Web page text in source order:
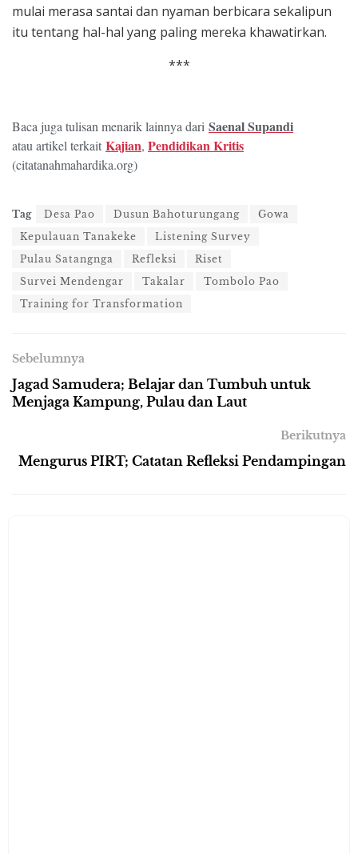
mulai merasa santai dan nyaman berbicara sekalipun
itu tentang hal-hal yang paling mereka khawatirkan.
***
Baca juga tulisan menarik lainnya dari Saenal Supandi
atau artikel terkait Kajian, Pendidikan Kritis
(citatanahmahardika.org)
Tag Desa Pao Dusun Bahoturungang
Gowa
Kepulauan Tanakeke
Listening Survey
Pulau Satangnga
Refleksi
Riset
Survei Mendengar
Takalar
Tombolo Pao
Training for Transformation
Sebelumnya
Jagad Samudera; Belajar dan Tumbuh untuk
Menjaga Kampung, Pulau dan Laut
Berikutnya
Mengurus PIRT; Catatan Refleksi Pendampingan